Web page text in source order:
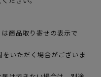
商品取り寄せの表示で
いただく場合がございま